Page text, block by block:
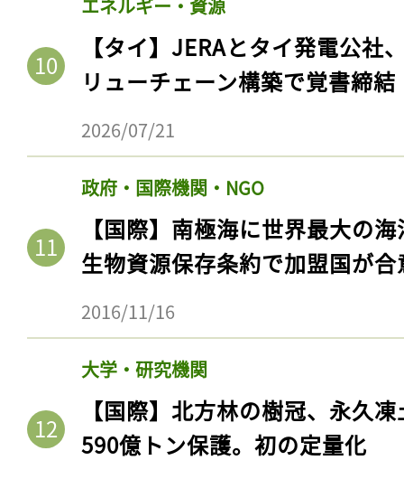
エネルギー・資源
【タイ】JERAとタイ発電公社
リューチェーン構築で覚書締結
2026/07/21
政府・国際機関・NGO
【国際】南極海に世界最大の
生物資源保存条約で加盟国が合
2016/11/16
大学・研究機関
【国際】北方林の樹冠、永久
590億トン保護。初の定量化
記事をお気に入りに
ログイン